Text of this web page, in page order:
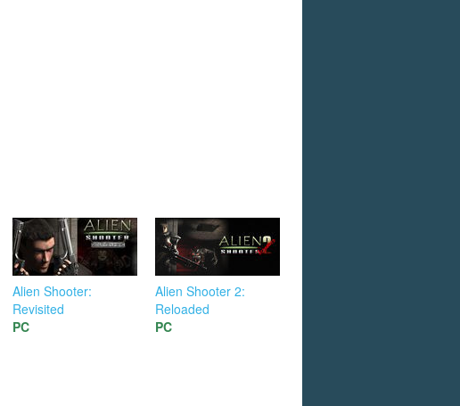
Alien Shooter:
Revisited
PC
Alien Shooter 2:
Reloaded
PC